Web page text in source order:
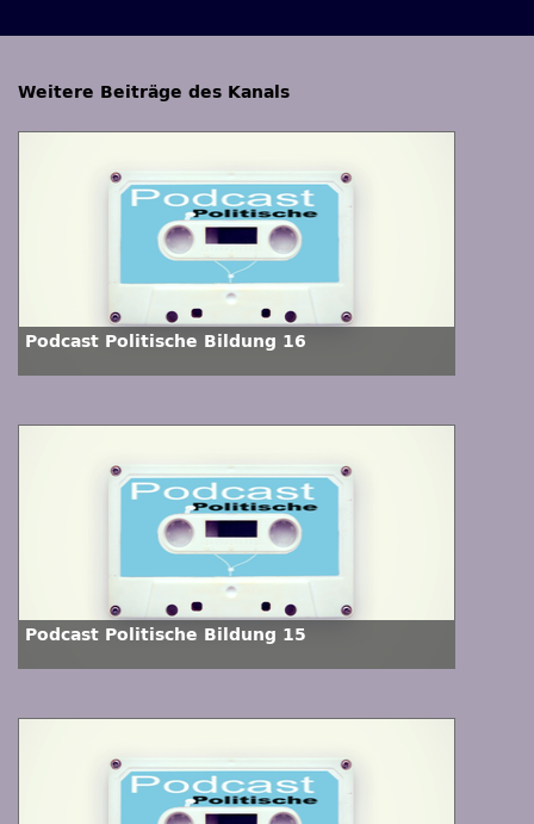
Weitere Beiträge des Kanals
Podcast Politische Bildung 16
Podcast Politische Bildung 15